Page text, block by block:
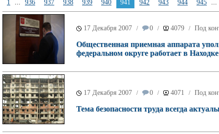
1 ... 936 937 938 939 940 941 942 943 944 945 ...
17 Декабря 2007 / 0 / 4079 / Под
Общественная приемная аппарата
федеральном округе работает в
17 Декабря 2007 / 0 / 4071 / Под
Тема безопасности труда всегда